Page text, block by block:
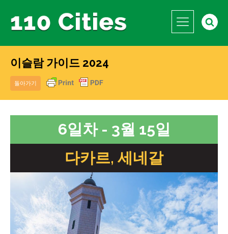
이슬람 가이드 2024
돌아가기
6일차 - 3월 15일
다카르, 세네갈